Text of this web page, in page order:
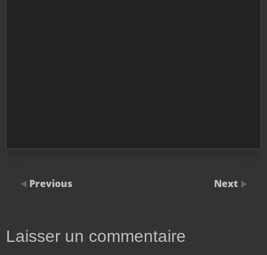
Previous Next
Laisser un commentaire